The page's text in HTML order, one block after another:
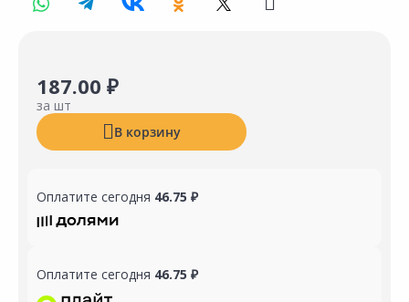
187.00 ₽
за шт
В корзину
Оплатите сегодня 46.75 ₽
Оплатите сегодня 46.75 ₽